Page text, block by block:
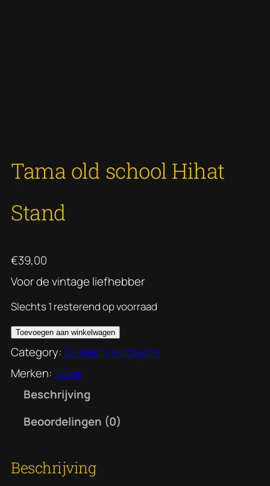
Tama old school Hihat
Stand
€39,00
Voor de vintage liefhebber
Slechts 1 resterend op voorraad
T
a
m
a
h
Toevoegen aan winkelwagen
Category: 2e hands Hardware
Merken:Tama
Beschrijving
Beoordelingen (0)
Beschrijving